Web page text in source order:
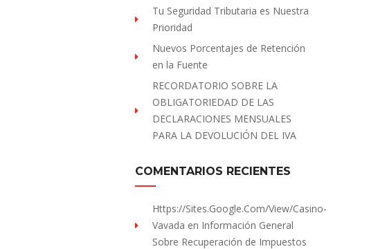
Tu Seguridad Tributaria es Nuestra
Prioridad
Nuevos Porcentajes de Retención
en la Fuente
RECORDATORIO SOBRE LA
OBLIGATORIEDAD DE LAS
DECLARACIONES MENSUALES
PARA LA DEVOLUCIÓN DEL IVA
COMENTARIOS RECIENTES
Https://sites.Google.com/view/Casino-
Vavada en Información General
Sobre Recuperación de Impuestos